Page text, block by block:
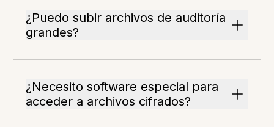
¿Puedo subir archivos de auditoría
grandes?
¿Necesito software especial para
acceder a archivos cifrados?